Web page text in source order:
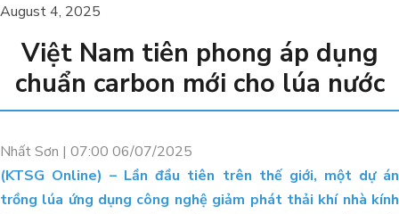
August 4, 2025
Việt Nam tiên phong áp dụng
chuẩn carbon mới cho lúa nước
Nhất Sơn | 07:00 06/07/2025
(KTSG Online) – Lần đầu tiên trên thế giới, một dự án
trồng lúa ứng dụng công nghệ giảm phát thải khí nhà kính